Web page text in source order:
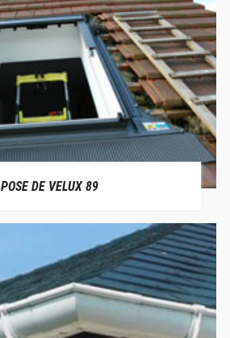
POSE DE VELUX 89